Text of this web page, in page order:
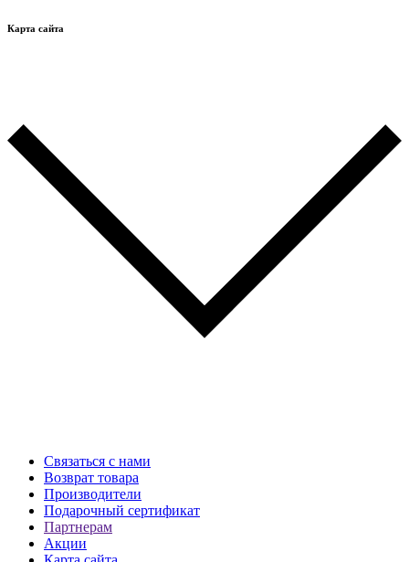
Карта сайта
Связаться с нами
Возврат товара
Производители
Подарочный сертификат
Партнерам
Акции